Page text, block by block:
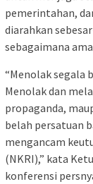
pemerintahan,
diarahkan
sebagaimana
“Menolak segala
Menolak dan
propaganda,
belah persatuan
mengancam
(NKRI),” kata
konferensi